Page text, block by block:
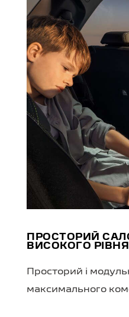
ПРОСТОРИЙ
ВИСОКОГО РІВНЯ
Просторий і
максимального